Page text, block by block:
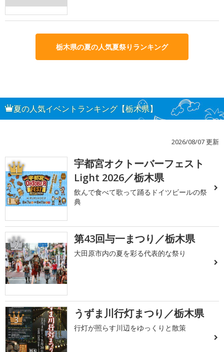
栃木県の夏の人気夏祭りランキング
夏の人気イベントランキング【栃木県】
2026/08/07 更新
1
宇都宮オクトーバーフェスト
Light 2026／栃木県
飲んで食べて歌って踊るドイツビールの祭
典
2 第43回与一まつり／栃木県
大田原市内の夏を彩る代表的な祭り
3 うずま川行灯まつり／栃木県
行灯が照らす川辺をゆっくりと散策